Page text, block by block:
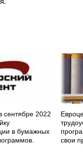
сентябре 2022
в бумажных
свои